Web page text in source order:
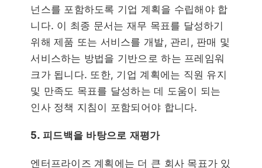
넌스를 포함하도록 기업 계획을 수립해야 합
니다. 이 최종 문서는 재무 목표를 달성하기
위해 제품 또는 서비스를 개발, 관리, 판매 및
서비스하는 방법을 기반으로 하는 프레임워
크가 됩니다. 또한, 기업 계획에는 직원 유지
및 만족도 목표를 달성하는 데 도움이 되는
인사 정책 지침이 포함되어야 합니다.
5. 피드백을 바탕으로 재평가
엔터프라이즈 계획에는 더 큰 회사 목표가 있